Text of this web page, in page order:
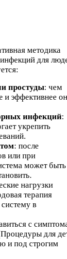
методика
для
простуды: чем
и эффективнее
инфекций:
укрепить
: после
или при
может быть
нагрузки
терапия
в
с
для
и под строгим